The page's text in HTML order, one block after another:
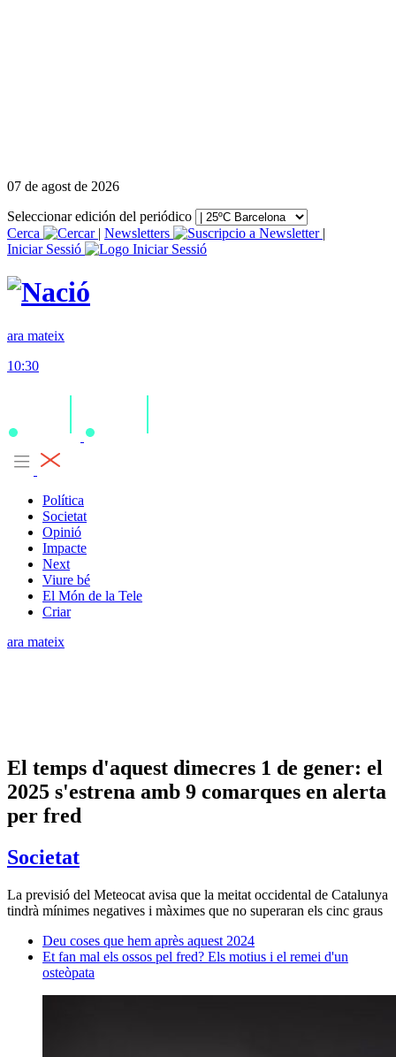
07 de agost de 2026
Seleccionar edición del periódico
Cerca
| Newsletters
|
Iniciar Sessió
ara mateix
10:30
Política
Societat
Opinió
Impacte
Next
Viure bé
El Món de la Tele
Criar
ara mateix
El temps d'aquest dimecres 1 de gener: el
2025 s'estrena amb 9 comarques en alerta
per fred
Societat
La previsió del Meteocat avisa que la meitat occidental de Catalunya
tindrà mínimes negatives i màximes que no superaran els cinc graus
Deu coses que hem après aquest 2024
Et fan mal els ossos pel fred? Els motius i el remei d'un
osteòpata